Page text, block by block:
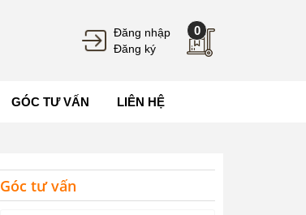
Đăng nhập
Đăng ký
0
GÓC TƯ VẤN LIÊN HỆ
Góc tư vấn